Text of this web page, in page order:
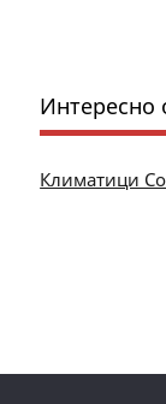
Интересно
Климатици